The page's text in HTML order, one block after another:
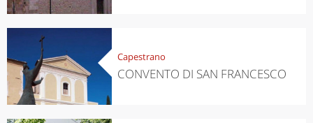
Capestrano
CONVENTO DI SAN FRANCESCO